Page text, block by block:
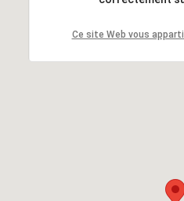
Ce site Web vous
Ce site Web vous